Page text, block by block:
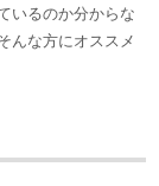
いるのか分からな
んな方にオススメ